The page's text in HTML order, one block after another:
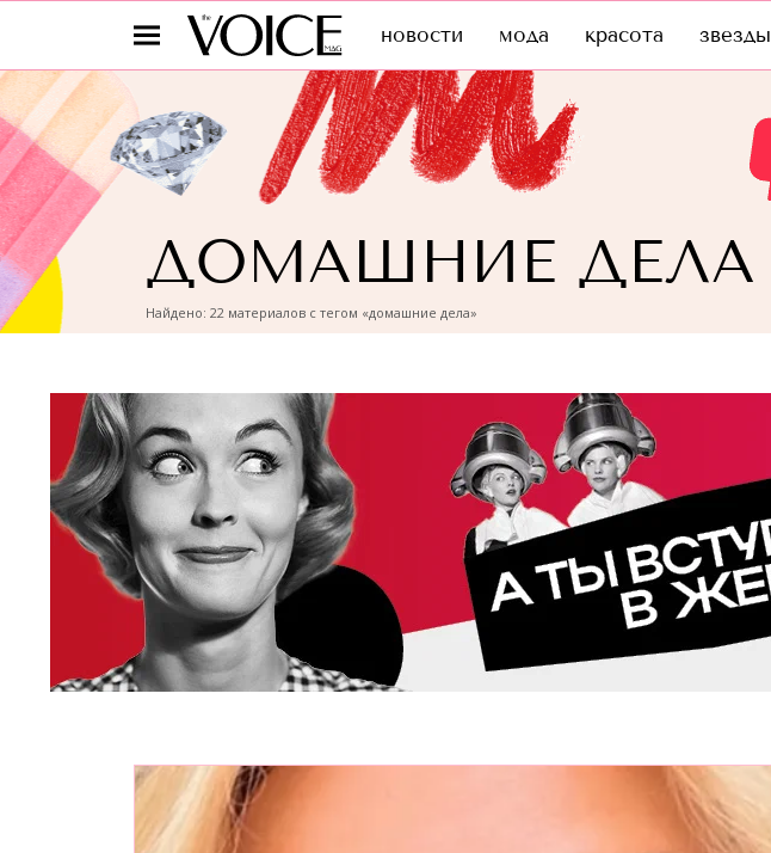
новости мода красота звезды
ДОМАШНИЕ ДЕЛА
Найдено: 22 материалов с тегом «домашние дела»